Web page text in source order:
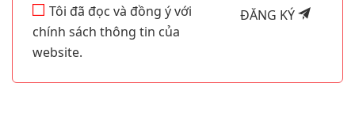
ĐĂNG KÝ
Tôi đã đọc và đồng ý với
chính sách thông tin của
website.